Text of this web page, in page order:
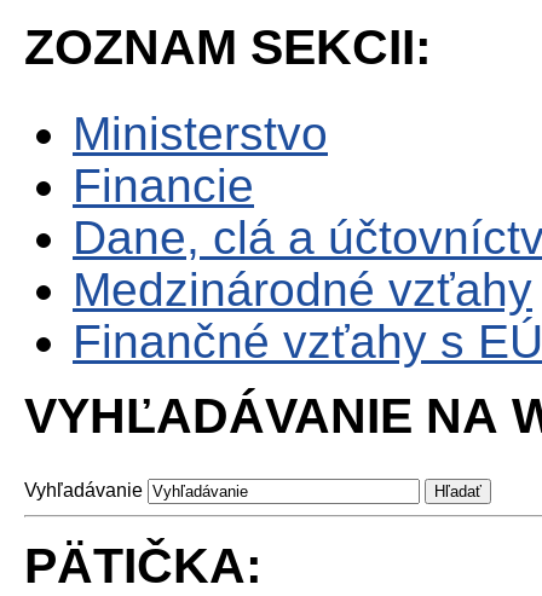
ZOZNAM SEKCII:
Ministerstvo
Financie
Dane, clá a
Medzinárodné vzťahy
Finančné vzťahy s EÚ
VYHĽADÁVANIE NA
Vyhľadávanie
PÄTIČKA: